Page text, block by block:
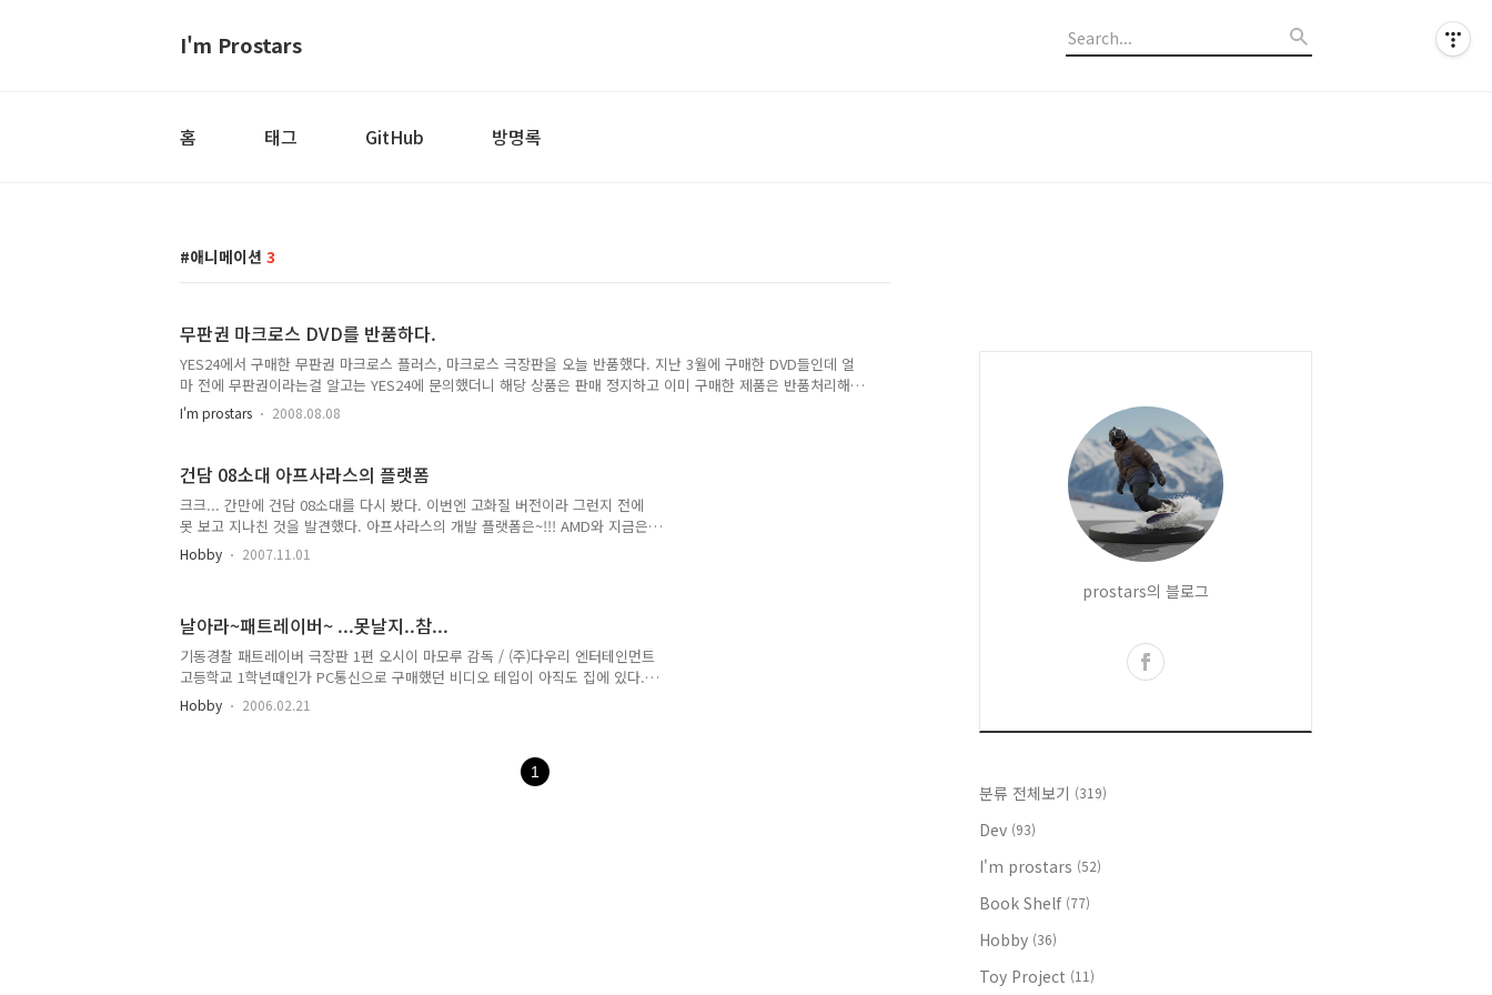
I'm Prostars
홈 태그 GitHub 방명록
애니메이션 3
무판권 마크로스 DVD를 반품하다.
YES24에서 구매한 무판권 마크로스 플러스, 마크로스 극장판을 오늘 반품했다. 지난 3월에 구매한 DVD들인데 얼
마 전에 무판권이라는걸 알고는 YES24에 문의했더니 해당 상품은 판매 정지하고 이미 구매한 제품은 반품처리해
서 환불해준단다. 그런데 신기한 건 그 상품 페이지의 덧글들을 보니 무판권 DVD판매 중지하는 글들이 꽤 있던
데 왜 그간 계속 판매를 했을까? 아무도 정식으로 이의 제기를 하지 않았나? 이의 제기를 하지 않았다 하더라도
닌가? 길거리에서 불법 복제한 DVD를 판매하는 것과 대형 쇼핑몰에서 그럴 듯하게 패키징된 무판권 DVD를 파는
것 무엇이 다른가?
I'm prostars 2008.08.08
건담 08소대 아프사라스의 플랫폼
크크... 간만에 건담 08소대를 다시 봤다. 이번엔 고화질 버전이라 그런지 전에
못 보고 지나친 것을 발견했다. 아프사라스의 개발 플랫폼은~!!! AMD와 지금은
사라진 Cyrix사의 CPU로 구동된다.. -_ㅡ; 콕핏의 디스플레이는 DirectX SDK를
사용해서 구현했나 보군... -_-;; OS는 BSD 유닉스냐...? 멋지다~! 옆에 잘린 리
아직도 옷장 안에 있는데...그게 AMD K6-3 400 이지 아마.. 더하기 둘 : 오프닝
매우 좋아하는 오프닝 중 하나다. 제목 : 폭숭속에서 빛나줘 가수 : 요네쿠라 치히
로 가사 : (출처 ..
Hobby 2007.11.01
날아라~패트레이버~ ...못날지..참...
기동경찰 패트레이버 극장판 1편 오시이 마모루 감독 / (주)다우리 엔터테인먼트
고등학교 1학년때인가 PC통신으로 구매했던 비디오 테입이 아직도 집에 있다.
다시 보고 싶은데 집에 비디오가 없으니...-_-; 역시나 오래된 작품이라 그런지
싸게 판매를 하기에 질렀다. 명작이다~ 명작~! 쿠캬캬~ 주말에 주문한 DVD가 왔
Hobby 2006.02.21
1
prostars의 블로그
분류 전체보기 (319)
Dev (93)
I'm prostars (52)
Book Shelf (77)
Hobby (36)
Toy Project (11)